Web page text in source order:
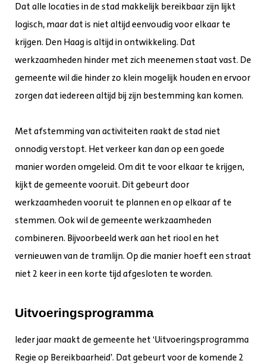
Dat alle locaties in de stad makkelijk bereikbaar zijn lijkt
logisch, maar dat is niet altijd eenvoudig voor elkaar te
krijgen. Den Haag is altijd in ontwikkeling. Dat
werkzaamheden hinder met zich meenemen staat vast. De
gemeente wil die hinder zo klein mogelijk houden en ervoor
zorgen dat iedereen altijd bij zijn bestemming kan komen.
Met afstemming van activiteiten raakt de stad niet
onnodig verstopt. Het verkeer kan dan op een goede
manier worden omgeleid. Om dit te voor elkaar te krijgen,
kijkt de gemeente vooruit. Dit gebeurt door
werkzaamheden vooruit te plannen en op elkaar af te
stemmen. Ook wil de gemeente werkzaamheden
combineren. Bijvoorbeeld werk aan het riool en het
vernieuwen van de tramlijn. Op die manier hoeft een straat
niet 2 keer in een korte tijd afgesloten te worden.
Uitvoeringsprogramma
Ieder jaar maakt de gemeente het ‘Uitvoeringsprogramma
Regie op Bereikbaarheid’. Dat gebeurt voor de komende 2